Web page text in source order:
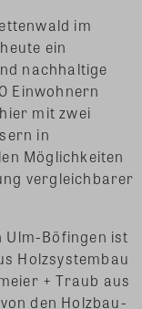
im
ein
nachhaltige
Einwohnern
mit zwei
in
Möglichkeiten
vergleichbarer
Ulm-Böfingen ist
Holzsystembau
+ Traub aus
den Holzbau-